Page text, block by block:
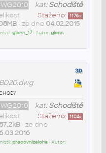
kat:Schodiště
Staženo: 1176x
• ze dne 04.02.2015
glenn_17• Autor:glenn
kat:Schodiště
Staženo: 1104x
• ze dne
pracovnizaloha • Autor: